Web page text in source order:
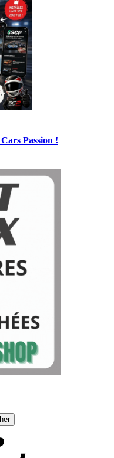
Passion !